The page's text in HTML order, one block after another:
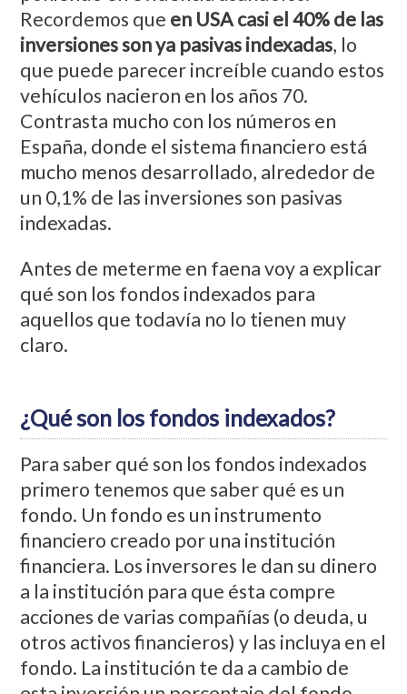
Recordemos que en USA casi el 40% de las
inversiones son ya pasivas indexadas, lo
que puede parecer increíble cuando estos
vehículos nacieron en los años 70.
Contrasta mucho con los números en
España, donde el sistema financiero está
mucho menos desarrollado, alrededor de
un 0,1% de las inversiones son pasivas
indexadas.
Antes de meterme en faena voy a explicar
qué son los fondos indexados para
aquellos que todavía no lo tienen muy
claro.
¿Qué son los fondos indexados?
Para saber qué son los fondos indexados
primero tenemos que saber qué es un
fondo. Un fondo es un instrumento
financiero creado por una institución
financiera. Los inversores le dan su dinero
a la institución para que ésta compre
acciones de varias compañías (o deuda, u
otros activos financieros) y las incluya en el
fondo. La institución te da a cambio de